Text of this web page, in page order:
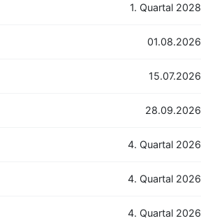
1. Quartal 2028
01.08.2026
15.07.2026
28.09.2026
4. Quartal 2026
4. Quartal 2026
4. Quartal 2026